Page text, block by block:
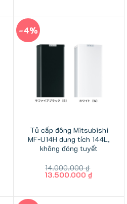
57.000.000 ₫.là:
-4%
Tủ cấp đông Mitsubishi
MF-U14H dung tích 144L,
không đóng tuyết
14.000.000₫
Giá
14.000.000 ₫.
13.500.000₫
là: